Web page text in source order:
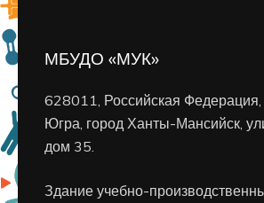
МБУДО «МУК»
628011, Российская
Югра, город Ханты-Мансийск,
дом 35.
Здание учебно-